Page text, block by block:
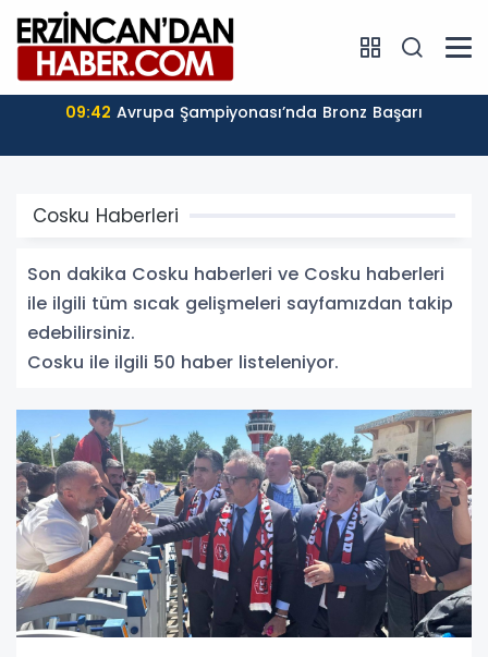
09:21Pat Pat ile Traktör Çarpıştı, 1 Kişi Hayatını
Cosku Haberleri
Son dakika Cosku haberleri ve Cosku haberleri
ile ilgili tüm sıcak gelişmeleri sayfamızdan takip
edebilirsiniz.
Cosku ile ilgili 50 haber listeleniyor.